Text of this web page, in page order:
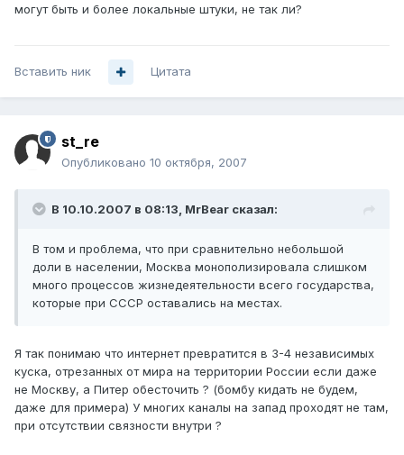
могут быть и более локальные штуки, не так ли?
Вставить ник Цитата
st_re
Опубликовано 10 октября, 2007
В 10.10.2007 в 08:13, MrBear сказал:
В том и проблема, что при сравнительно небольшой
доли в населении, Москва монополизировала слишком
много процессов жизнедеятельности всего государства,
которые при СССР оставались на местах.
Я так понимаю что интернет превратится в 3-4 независимых
куска, отрезанных от мира на территории России если даже
не Москву, а Питер обесточить ? (бомбу кидать не будем,
даже для примера) У многих каналы на запад проходят не там,
при отсутствии связности внутри ?